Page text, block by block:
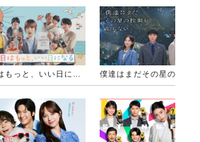
明日はもっと、いい日になる